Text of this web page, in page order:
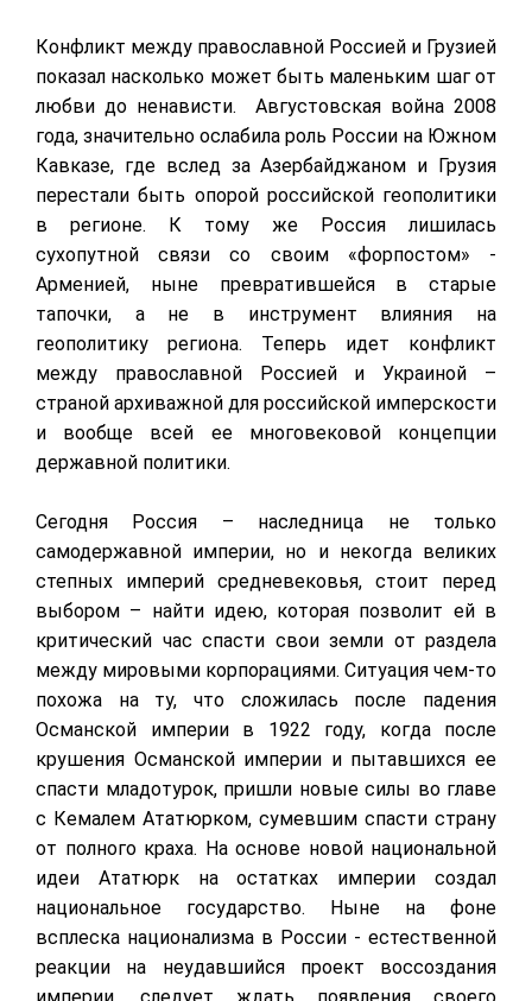
Конфликт между православной Россией и Грузией
показал насколько может быть маленьким шаг от
любви до ненависти. Августовская война 2008
года, значительно ослабила роль России на Южном
Кавказе, где вслед за Азербайджаном и Грузия
перестали быть опорой российской геополитики
в регионе. К тому же Россия лишилась
сухопутной связи со своим «форпостом» -
Арменией, ныне превратившейся в старые
тапочки, а не в инструмент влияния на
геополитику региона. Теперь идет конфликт
между православной Россией и Украиной –
страной архиважной для российской имперскости
и вообще всей ее многовековой концепции
державной политики.
Сегодня Россия – наследница не только
самодержавной империи, но и некогда великих
степных империй средневековья, стоит перед
выбором – найти идею, которая позволит ей в
критический час спасти свои земли от раздела
между мировыми корпорациями. Ситуация чем-то
похожа на ту, что сложилась после падения
Османской империи в 1922 году, когда после
крушения Османской империи и пытавшихся ее
спасти младотурок, пришли новые силы во главе
с Кемалем Ататюрком, сумевшим спасти страну
от полного краха. На основе новой национальной
идеи Ататюрк на остатках империи создал
национальное государство. Ныне на фоне
всплеска национализма в России - естественной
реакции на неудавшийся проект воссоздания